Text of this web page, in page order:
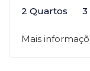
2 Quartos 3
Mais